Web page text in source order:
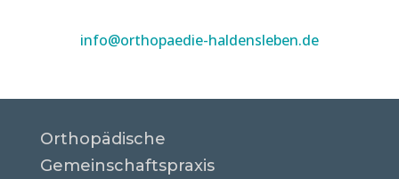
info@orthopaedie-haldensleben.de
Orthopädische
Gemeinschaftspraxis